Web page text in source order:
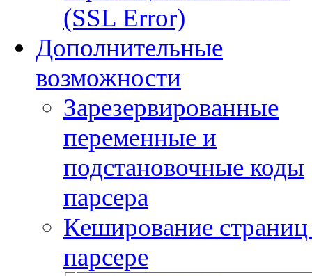
(SSL Error)
Дополнительные
возможности
Зарезервированные
переменные и
подстановочные коды
парсера
Кеширование страниц
парсере